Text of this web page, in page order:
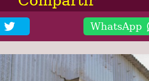
Compartir
WhatsApp